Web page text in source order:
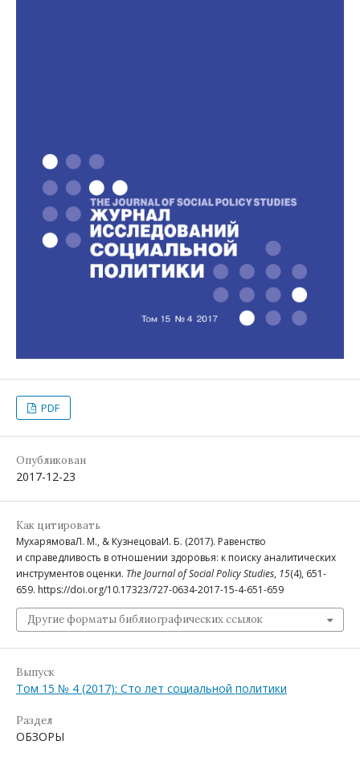
PDF
Опубликован
2017-12-23
Как цитировать
МухарямоваЛ. М., & КузнецоваИ. Б. (2017). Равенство
и справедливость в отношении здоровья: к поиску аналитических
инструментов оценки. The Journal of Social Policy Studies, 15(4), 651-
659. https://doi.org/10.17323/727-0634-2017-15-4-651-659
Другие форматы библиографических ссылок
Выпуск
Том 15 № 4 (2017): Сто лет социальной политики
Раздел
ОБЗОРЫ